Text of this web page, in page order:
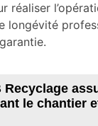
réaliser
longévité
Recyclage
le chantier